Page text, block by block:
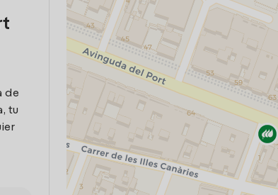
de
tu